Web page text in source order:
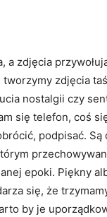
a zdjęcia
zdjęcia
nostalgii czy
się telefon, coś
podpisać.
epoki. Piękny
się, że
by je